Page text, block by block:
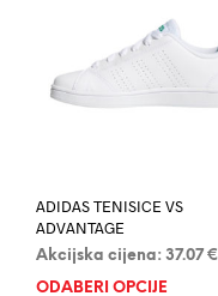
ADIDAS TENISICE VS
ADVANTAGE
Akcijska cijena: 37.07 €
ODABERI OPCIJE